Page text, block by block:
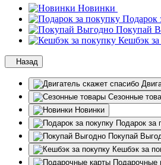
Новинки
Подарок
Покупай
Кешбэк
Назад
Сезонные
Новинки
Подарок за
Покупай
Кешбэк за
Подарочные